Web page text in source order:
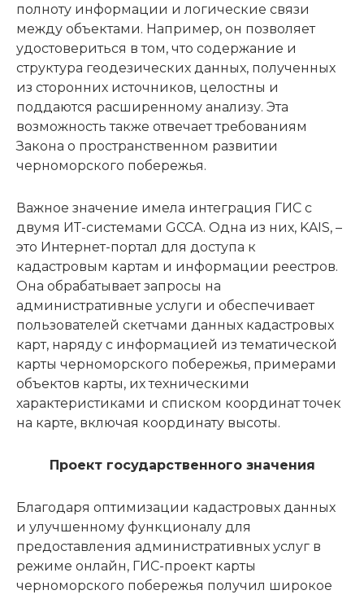
полноту информации и логические связи
между объектами. Например, он позволяет
удостовериться в том, что содержание и
структура геодезических данных, полученных
из сторонних источников, целостны и
поддаются расширенному анализу. Эта
возможность также отвечает требованиям
Закона о пространственном развитии
черноморского побережья.
Важное значение имела интеграция ГИС с
двумя ИТ-системами GCCA. Одна из них, KAIS, –
это Интернет-портал для доступа к
кадастровым картам и информации реестров.
Она обрабатывает запросы на
административные услуги и обеспечивает
пользователей скетчами данных кадастровых
карт, наряду с информацией из тематической
карты черноморского побережья, примерами
объектов карты, их техническими
характеристиками и списком координат точек
на карте, включая координату высоты.
Проект государственного значения
Благодаря оптимизации кадастровых данных
и улучшенному функционалу для
предоставления административных услуг в
режиме онлайн, ГИС-проект карты
черноморского побережья получил широкое